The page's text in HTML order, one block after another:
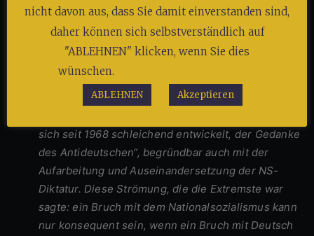
die „Deutschen““ sagte der ehemalige
Verfassungsschützer Hans-Georg Maaßen:
Parteien und Bewegungen des Linksextremismus,
sich seit 1968 schleichend entwickelt, der Gedanke
des Antideutschen“, begründbar auch mit der
Aufarbeitung und Auseinandersetzung der NS-
Diktatur. Diese Strömung, die die Extremste war
sagte: ein Bruch mit dem Nationalsozialismus kann
nur konsequent sein, wenn ein Bruch mit Deutsch
nicht davon aus, dass Sie damit einverstanden sind,
daher können sich selbstverständlich auf
"ABLEHNEN" klicken, wenn Sie dies
wünschen.
ABLEHNEN Akzeptieren